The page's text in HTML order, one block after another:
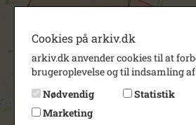
Cookies på arkiv.dk
arkiv.dk anvender cookies til at
brugeroplevelse og til indsamling
Nødvendig
Statistik
Marketing